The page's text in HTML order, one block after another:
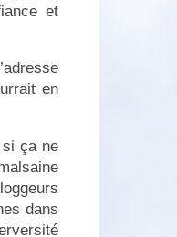
et
en
si ça ne
dans